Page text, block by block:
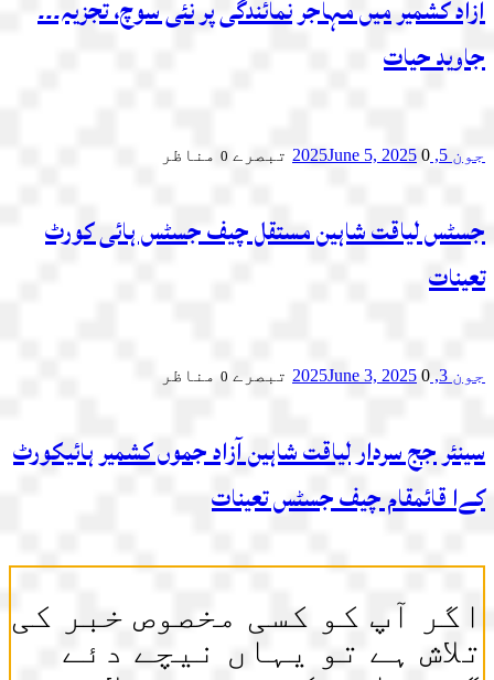
آزاد کشمیر میں مہاجر نمائندگی پر نئی سوچ، تجزیہ۔۔۔
جاوید حیات
جون 5, 2025 June 5, 2025 0 تبصرے 0 مناظر
جسٹس لیاقت شاہین مستقل چیف جسٹس ہائی کورٹ
تعینات
جون 3, 2025 June 3, 2025 0 تبصرے 0 مناظر
سینئر جج سردار لیاقت شاہین آزاد جموں کشمیر ہائیکورٹ
کےا قائمقام چیف جسٹس تعینات
اگر آپ کو کسی مخصوص خبر کی
تلاش ہے تو یہاں نیچے دئے